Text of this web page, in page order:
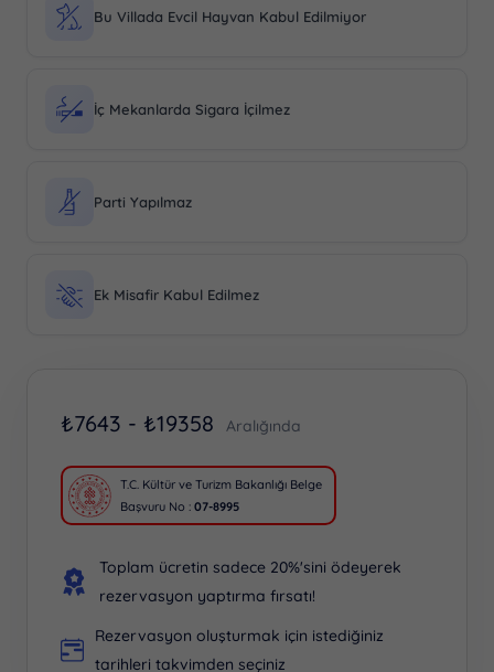
Bu Villada Evcil Hayvan Kabul Edilmiyor
İç Mekanlarda Sigara İçilmez
Parti Yapılmaz
Ek Misafir Kabul Edilmez
₺7643 - ₺19358 Aralığında
T.C. Kültür ve Turizm Bakanlığı Belge
Başvuru No :07-8995
Toplam ücretin sadece 20%'sini ödeyerek
rezervasyon yaptırma fırsatı!
Rezervasyon oluşturmak için istediğiniz
tarihleri takvimden seçiniz